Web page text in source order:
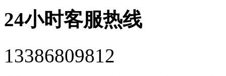
24小时客服热线
13386809812